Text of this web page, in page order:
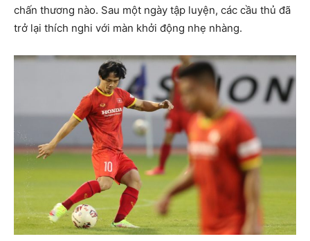
chấn thương nào. Sau một ngày tập luyện, các cầu thủ đã
trở lại thích nghi với màn khởi động nhẹ nhàng.